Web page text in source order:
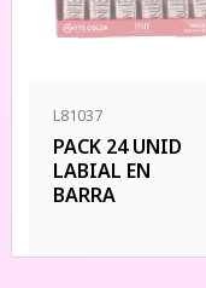
L81037
PACK 24 UNID
LABIAL EN
BARRA